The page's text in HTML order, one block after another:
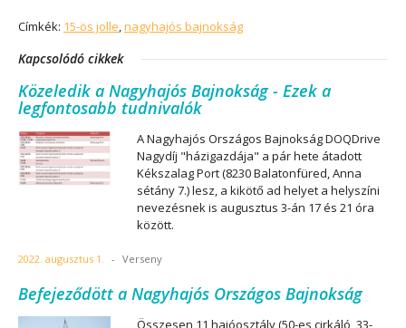
Címkék: 15-ös jolle,nagyhajós bajnokság
Kapcsolódó cikkek
Közeledik a Nagyhajós Bajnokság - Ezek a
legfontosabb tudnivalók
A Nagyhajós Országos Bajnokság DOQDrive
Nagydíj "házigazdája" a pár hete átadott
Kékszalag Port (8230 Balatonfüred, Anna
sétány 7.) lesz, a kikötő ad helyet a helyszíni
nevezésnek is augusztus 3-án 17 és 21 óra
között.
2022. augusztus 1. - Verseny
Befejeződött a Nagyhajós Országos Bajnokság
Összesen 11 hajóosztály (50-es cirkáló, 33-